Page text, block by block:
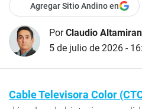
Agregar Sitio Andino en
PorClaudio
5 de julio de 2026 -
Cable Televisora Color